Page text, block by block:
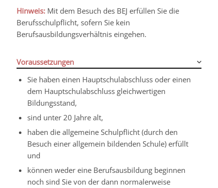
Hinweis:Mit dem Besuch des BEJ erfüllen Sie die
Berufsschulpflicht, sofern Sie kein
Berufsausbildungsverhältnis eingehen.
Voraussetzungen
Sie haben einen Hauptschulabschluss oder einen
dem Hauptschulabschluss gleichwertigen
Bildungsstand,
sind unter 20 Jahre alt,
haben die allgemeine Schulpflicht (durch den
Besuch einer allgemein bildenden Schule) erfüllt
und
können weder eine Berufsausbildung beginnen
noch sind Sie von der dann normalerweise